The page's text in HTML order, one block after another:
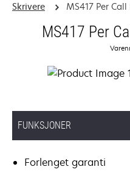
Skrivere MS417 Per Call
MS417 Per
FUNKSJONER
Forlenget garanti